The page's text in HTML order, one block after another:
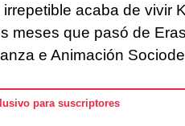
acaba de vivir
meses que pasó de
e Animación
para suscriptores